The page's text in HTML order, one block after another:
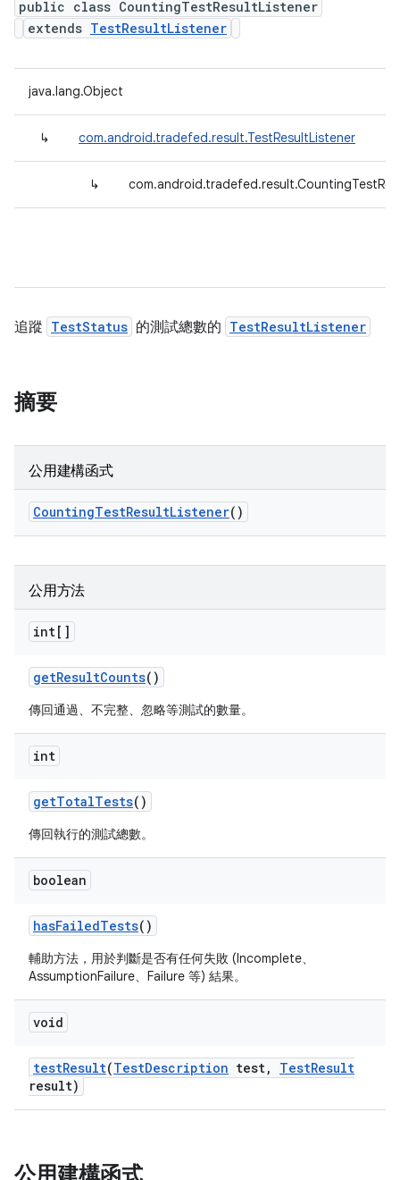
public class CountingTestResultListener
extends TestResultListener
java.lang.Object
↳ com.android.tradefed.result.TestResultListener
↳
追蹤 TestStatus 的測試總數的 TestResultListener
摘要
公用建構函式
CountingTestResultListener()
公用方法
int[]
getResultCounts()
傳回通過、不完整、忽略等測試的數量。
int
getTotalTests()
傳回執行的測試總數。
boolean
hasFailedTests()
輔助方法，用於判斷是否有任何失敗 (Incomplete、
AssumptionFailure、Failure 等) 結果。
void
testResult(TestDescription test, TestResult
result)
公用建構函式